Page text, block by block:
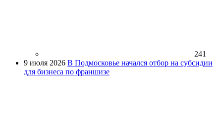
241
9 июля 2026 В Подмосковье начался отбор на субсидии
для бизнеса по франшизе